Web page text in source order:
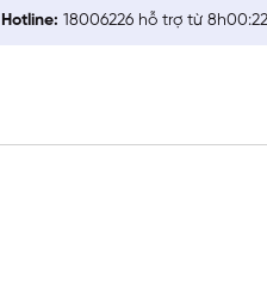
Hotline: 18006226 hỗ trợ từ